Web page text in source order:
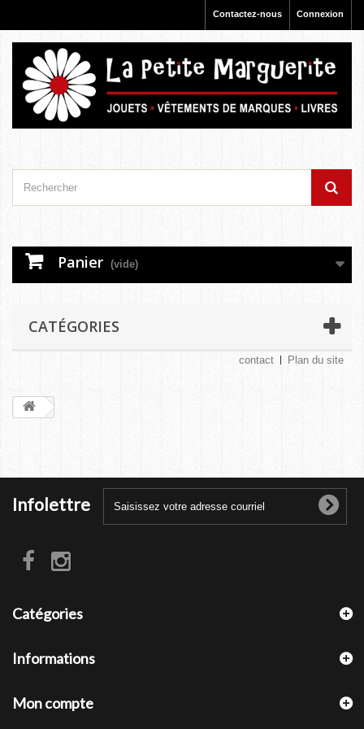
Connexion
Contactez-nous
Panier (vide)
CATÉGORIES
contact Plan du site
Infolettre
Catégories
Informations
Mon compte